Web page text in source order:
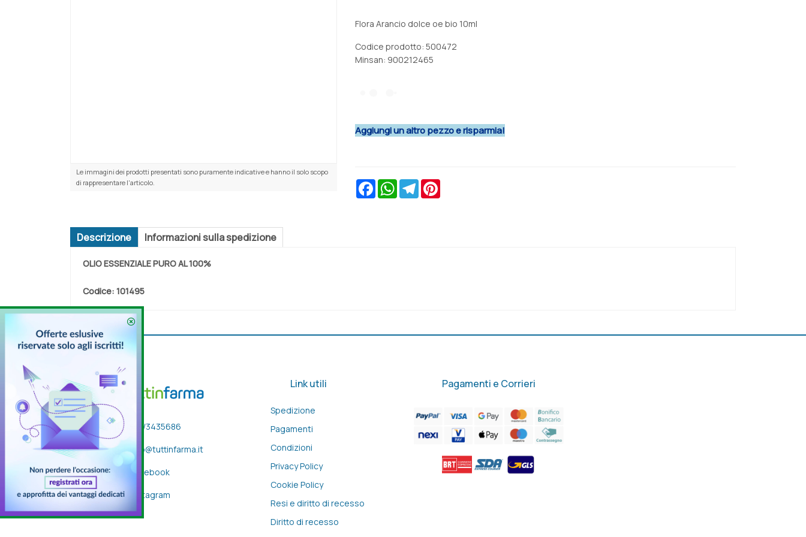
Le immagini dei prodotti presentati sono puramente indicative e hanno il solo scopo
di rappresentare l'articolo.
Flora Arancio dolce oe bio 10ml
Codice prodotto: 500472
Minsan: 900212465
Aggiungi un altro pezzo e risparmia!
FacebookWhatsAppTelegram
Descrizione Informazioni sulla spedizione
OLIO ESSENZIALE PURO AL 100%
Codice: 101495
333/3435686
info@tuttinfarma.it
Facebook
Instagram
Link utili
Spedizione
Pagamenti
Condizioni
Privacy Policy
Cookie Policy
Resi e diritto di recesso
Diritto di recesso
Pagamenti e Corrieri